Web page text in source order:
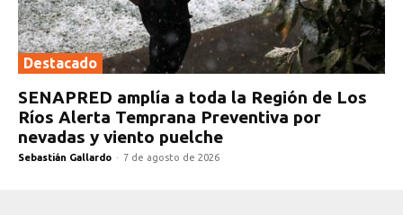
Destacado
SENAPRED amplía a toda la Región de Los
Ríos Alerta Temprana Preventiva por
nevadas y viento puelche
Sebastián Gallardo - 7 de agosto de 2026